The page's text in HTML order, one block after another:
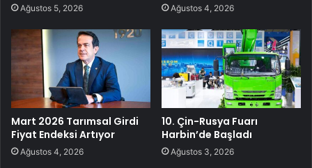
Ağustos 5, 2026 Ağustos 4, 2026
Mart 2026 Tarımsal Girdi
Fiyat Endeksi Artıyor
Ağustos 4, 2026
10. Çin-Rusya Fuarı
Harbin’de Başladı
Ağustos 3, 2026